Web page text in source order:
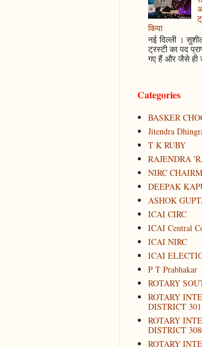
किया
नई दिल्ली ।
ट्रस्टी का पद
गए हैं और जैसे ही
Categories
BASKER
Jitendra
T K RUBY
RAJENDRA
NIRC
DEEPAK
ASHOK
ICAI CIRC
ICAI Central
ICAI NIRC
ICAI
P T Prabhakar
ROTARY
ROTARY
DISTRICT
ROTARY
DISTRICT
ROTARY